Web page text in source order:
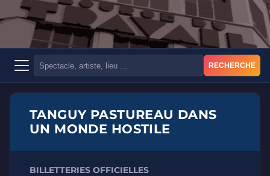
RECHERCHE
TANGUY PASTUREAU DANS
UN MONDE HOSTILE
BILLETTERIES OFFICIELLES